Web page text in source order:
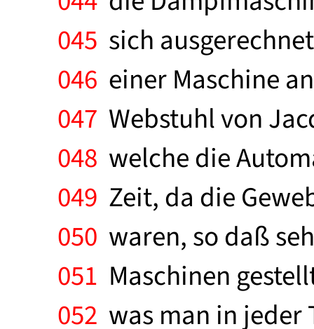
045 sich
046 einer Maschine
047 Webstuhl von
048 welche die
049 Zeit, da die
050 waren, so daß
051 Maschinen
052 was man in jeder